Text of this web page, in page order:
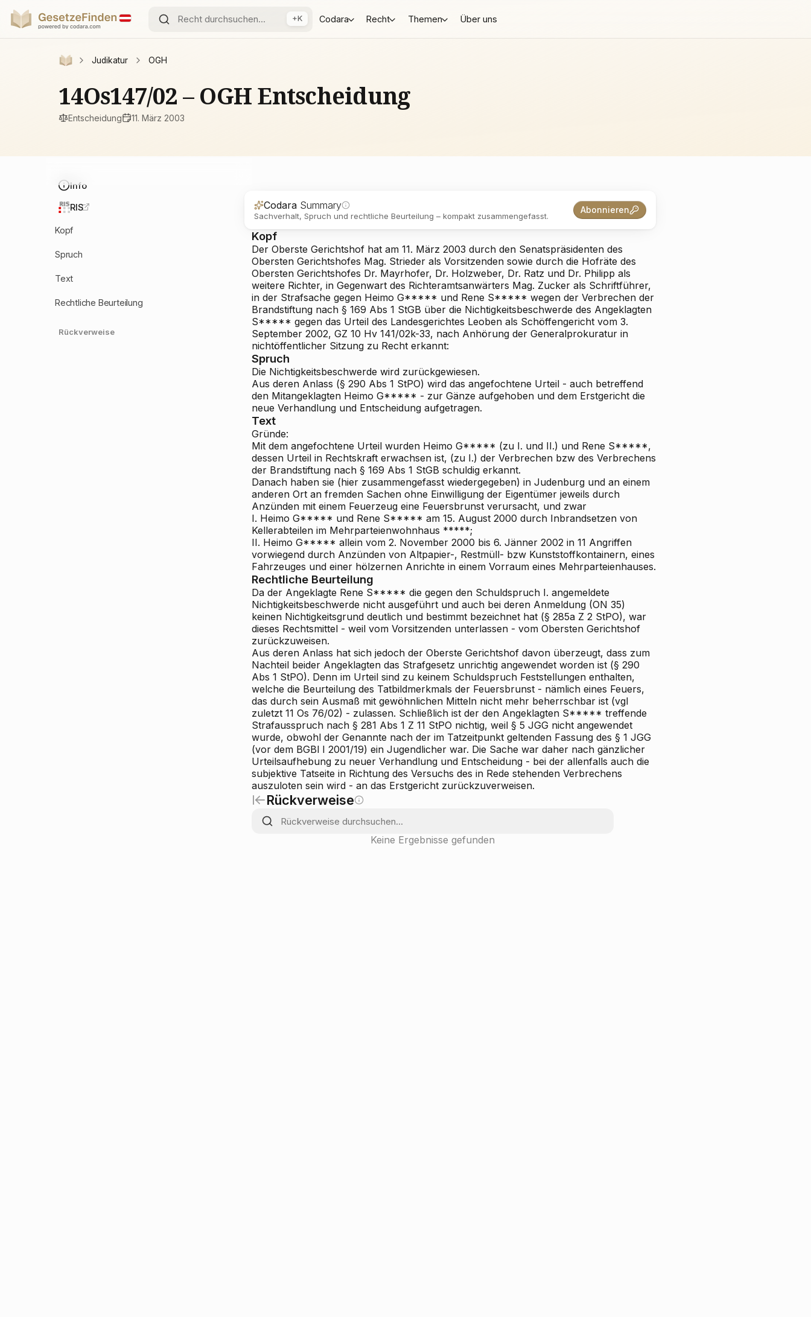
+K Codara Recht Themen Über uns
Judikatur OGH
14Os147/02 – OGH Entscheidung
Entscheidung 11. März 2003
Info
RIS
Kopf
Spruch
Text
Rechtliche Beurteilung
Rückverweise
Codara Summary
Sachverhalt, Spruch und rechtliche Beurteilung – kompakt zusammengefasst.
Abonnieren
Kopf
Der Oberste Gerichtshof hat am 11. März 2003 durch den Senatspräsidenten des
Obersten Gerichtshofes Mag. Strieder als Vorsitzenden sowie durch die Hofräte des
Obersten Gerichtshofes Dr. Mayrhofer, Dr. Holzweber, Dr. Ratz und Dr. Philipp als
weitere Richter, in Gegenwart des Richteramtsanwärters Mag. Zucker als Schriftführer,
in der Strafsache gegen Heimo G***** und Rene S***** wegen der Verbrechen der
Brandstiftung nach § 169 Abs 1 StGB über die Nichtigkeitsbeschwerde des Angeklagten
S***** gegen das Urteil des Landesgerichtes Leoben als Schöffengericht vom 3.
September 2002, GZ 10 Hv 141/02k-33, nach Anhörung der Generalprokuratur in
nichtöffentlicher Sitzung zu Recht erkannt:
Spruch
Die Nichtigkeitsbeschwerde wird zurückgewiesen.
Aus deren Anlass (§ 290 Abs 1 StPO) wird das angefochtene Urteil - auch betreffend
den Mitangeklagten Heimo G***** - zur Gänze aufgehoben und dem Erstgericht die
neue Verhandlung und Entscheidung aufgetragen.
Text
Gründe:
Mit dem angefochtene Urteil wurden Heimo G***** (zu I. und II.) und Rene S*****,
dessen Urteil in Rechtskraft erwachsen ist, (zu I.) der Verbrechen bzw des Verbrechens
der Brandstiftung nach § 169 Abs 1 StGB schuldig erkannt.
Danach haben sie (hier zusammengefasst wiedergegeben) in Judenburg und an einem
anderen Ort an fremden Sachen ohne Einwilligung der Eigentümer jeweils durch
Anzünden mit einem Feuerzeug eine Feuersbrunst verursacht, und zwar
I. Heimo G***** und Rene S***** am 15. August 2000 durch Inbrandsetzen von
Kellerabteilen im Mehrparteienwohnhaus *****;
II. Heimo G***** allein vom 2. November 2000 bis 6. Jänner 2002 in 11 Angriffen
vorwiegend durch Anzünden von Altpapier-, Restmüll- bzw Kunststoffkontainern, eines
Fahrzeuges und einer hölzernen Anrichte in einem Vorraum eines Mehrparteienhauses.
Rechtliche Beurteilung
Da der Angeklagte Rene S***** die gegen den Schuldspruch I. angemeldete
Nichtigkeitsbeschwerde nicht ausgeführt und auch bei deren Anmeldung (ON 35)
keinen Nichtigkeitsgrund deutlich und bestimmt bezeichnet hat (§ 285a Z 2 StPO), war
dieses Rechtsmittel - weil vom Vorsitzenden unterlassen - vom Obersten Gerichtshof
zurückzuweisen.
Aus deren Anlass hat sich jedoch der Oberste Gerichtshof davon überzeugt, dass zum
Nachteil beider Angeklagten das Strafgesetz unrichtig angewendet worden ist (§ 290
Abs 1 StPO). Denn im Urteil sind zu keinem Schuldspruch Feststellungen enthalten,
welche die Beurteilung des Tatbildmerkmals der Feuersbrunst - nämlich eines Feuers,
das durch sein Ausmaß mit gewöhnlichen Mitteln nicht mehr beherrschbar ist (vgl
zuletzt 11 Os 76/02) - zulassen. Schließlich ist der den Angeklagten S***** treffende
Strafausspruch nach § 281 Abs 1 Z 11 StPO nichtig, weil § 5 JGG nicht angewendet
wurde, obwohl der Genannte nach der im Tatzeitpunkt geltenden Fassung des § 1 JGG
(vor dem BGBl I 2001/19) ein Jugendlicher war. Die Sache war daher nach gänzlicher
Urteilsaufhebung zu neuer Verhandlung und Entscheidung - bei der allenfalls auch die
subjektive Tatseite in Richtung des Versuchs des in Rede stehenden Verbrechens
auszuloten sein wird - an das Erstgericht zurückzuverweisen.
Rückverweise
Keine Ergebnisse gefunden